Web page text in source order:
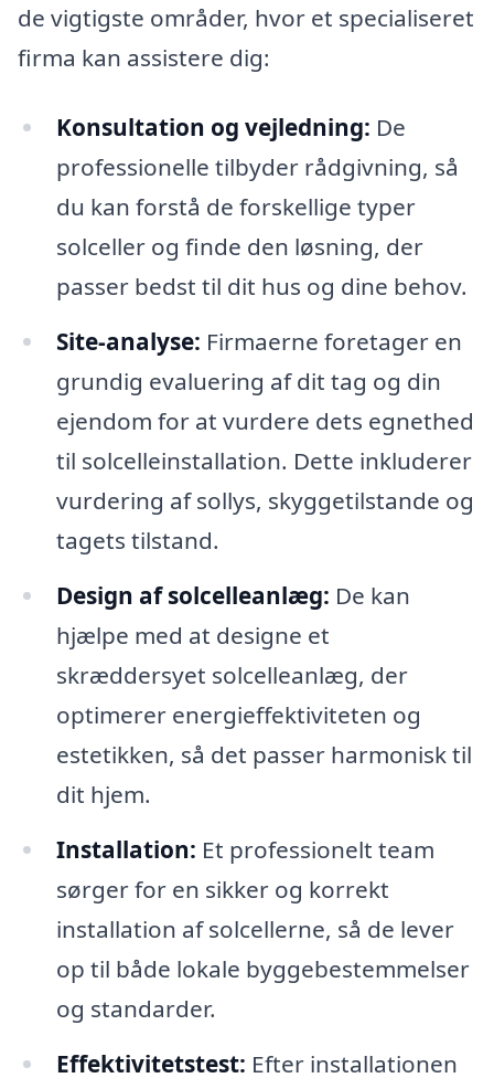
de vigtigste områder, hvor et specialiseret
firma kan assistere dig:
Konsultation og vejledning: De
professionelle tilbyder rådgivning, så
du kan forstå de forskellige typer
solceller og finde den løsning, der
passer bedst til dit hus og dine behov.
Site-analyse: Firmaerne foretager en
grundig evaluering af dit tag og din
ejendom for at vurdere dets egnethed
til solcelleinstallation. Dette inkluderer
vurdering af sollys, skyggetilstande og
tagets tilstand.
Design af solcelleanlæg: De kan
hjælpe med at designe et
skræddersyet solcelleanlæg, der
optimerer energieffektiviteten og
estetikken, så det passer harmonisk til
dit hjem.
Installation: Et professionelt team
sørger for en sikker og korrekt
installation af solcellerne, så de lever
op til både lokale byggebestemmelser
og standarder.
Effektivitetstest: Efter installationen